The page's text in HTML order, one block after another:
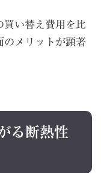
買い替え費用を比
のメリットが顕著
る断熱性